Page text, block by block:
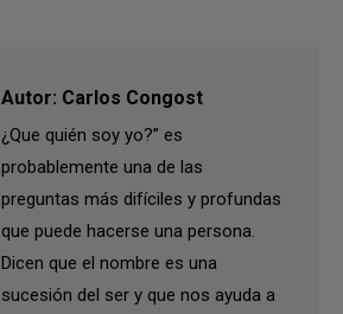
Autor: Carlos Congost
¿Que quién soy yo?” es
probablemente una de las
preguntas más difíciles y profundas
que puede hacerse una persona.
Dicen que el nombre es una
sucesión del ser y que nos ayuda a